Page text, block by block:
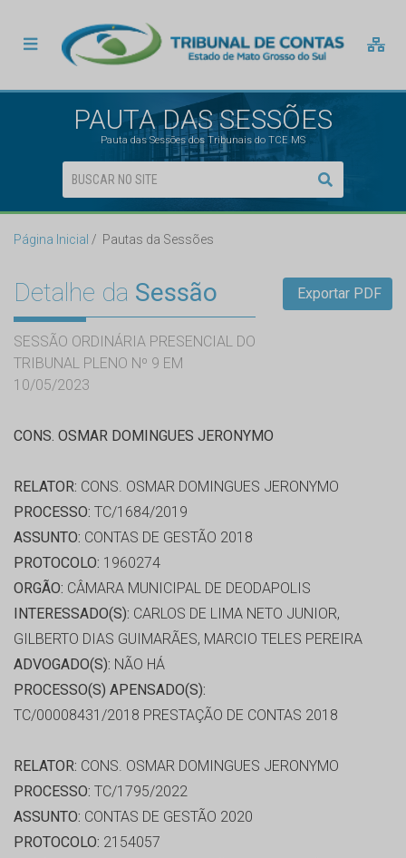
PAUTA DAS SESSÕES
Pauta das Sessões dos Tribunais do TCE MS
Página Inicial Pautas da Sessões
Detalhe da Sessão
SESSÃO ORDINÁRIA PRESENCIAL DO
TRIBUNAL PLENO Nº 9 EM
10/05/2023
Exportar PDF
CONS. OSMAR DOMINGUES JERONYMO
RELATOR: CONS. OSMAR DOMINGUES JERONYMO
PROCESSO: TC/1684/2019
ASSUNTO: CONTAS DE GESTÃO 2018
PROTOCOLO: 1960274
ORGÃO: CÂMARA MUNICIPAL DE DEODAPOLIS
INTERESSADO(S): CARLOS DE LIMA NETO JUNIOR,
GILBERTO DIAS GUIMARÃES, MARCIO TELES PEREIRA
ADVOGADO(S): NÃO HÁ
PROCESSO(S) APENSADO(S):
TC/00008431/2018 PRESTAÇÃO DE CONTAS 2018
RELATOR: CONS. OSMAR DOMINGUES JERONYMO
PROCESSO: TC/1795/2022
ASSUNTO: CONTAS DE GESTÃO 2020
PROTOCOLO: 2154057